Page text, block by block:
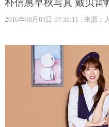
科技 能源
图片
旅游 健康
公益
摄影
朴信惠早秋写真 戴贝雷
2016年08月03日 07:38:11 | 来源：